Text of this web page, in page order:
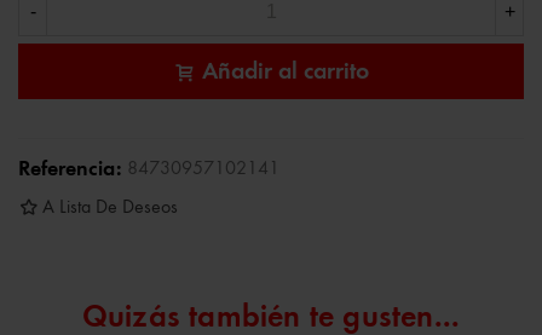
- +
Añadir al carrito
Referencia: 84730957102141
A Lista De Deseos
Quizás también te gusten...